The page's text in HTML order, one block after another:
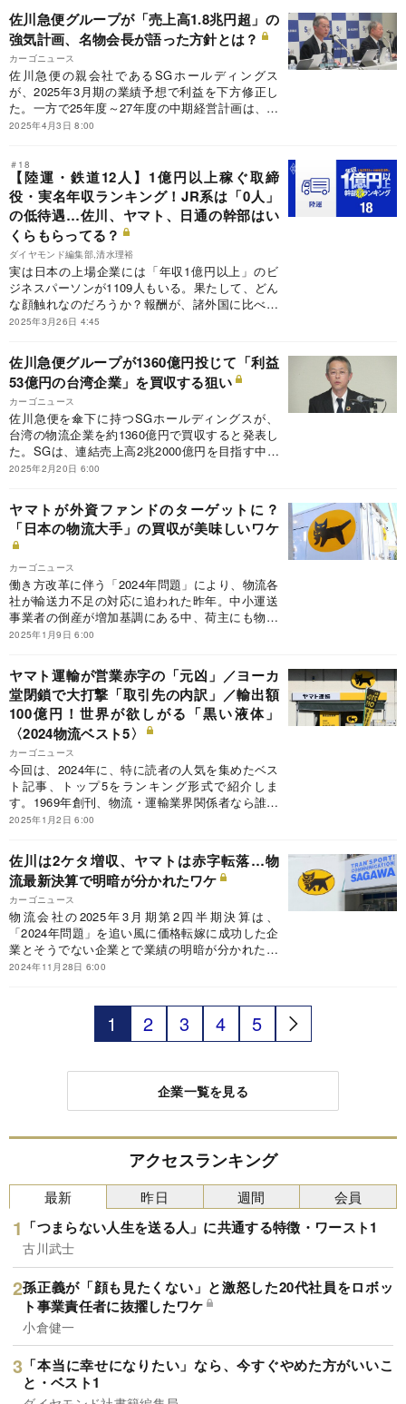
倉庫業界の23社の3年後の年収を大胆予想した。
佐川急便グループが「売上高1.8兆円超」の
強気計画、名物会長が語った方針とは？
カーゴニュース
佐川急便の親会社であるSGホールディングス
が、2025年3月期の業績予想で利益を下方修正し
た。一方で25年度～27年度の中期経営計画は、売
上高1兆8300億円、営業利益1100億円、当期純利
2025年4月3日 8:00
＃18
【陸運・鉄道12人】1億円以上稼ぐ取締
役・実名年収ランキング！JR系は「0人」
の低待遇…佐川、ヤマト、日通の幹部はい
くらもらってる？
ダイヤモンド編集部,清水理裕
実は日本の上場企業には「年収1億円以上」のビ
ジネスパーソンが1109人もいる。果たして、どん
な顔触れなのだろうか？報酬が、諸外国に比べて
低過ぎるという指摘もあるだけに、年収が高いこ
業績や株式市場からの評価が振るわないにもかか
わらず、1億円ももらっているのであれば、従業
員や株主は心穏やかではいられないかもしれな
い。今回は、陸運・鉄道業界の役員報酬ランキン
グを公開する。
2025年3月26日 4:45
佐川急便グループが1360億円投じて「利益
53億円の台湾企業」を買収する狙い
カーゴニュース
佐川急便を傘下に持つSGホールディングスが、
台湾の物流企業を約1360億円で買収すると発表し
た。SGは、連結売上高2兆2000億円を目指す中期
経営計画を進めている。そのうちグローバル物流
ROIC（投下資本利益率）8％超を目指している。
どんな狙いがあるのか。
2025年2月20日 6:00
ヤマトが外資ファンドのターゲットに？
「日本の物流大手」の買収が美味しいワケ
カーゴニュース
働き方改革に伴う「2024年問題」により、物流各
社が輸送力不足の対応に追われた昨年。中小運送
事業者の倒産が増加基調にある中、荷主にも物流
改善の責任と役割が求められるなど待ったなしの
ある物流の“今”と“これから”について物流専門誌の
記者5人が徹底討論した。
2025年1月9日 6:00
ヤマト運輸が営業赤字の「元凶」／ヨーカ
堂閉鎖で大打撃「取引先の内訳」／輸出額
100億円！世界が欲しがる「黒い液体」
〈2024物流ベスト5〉
カーゴニュース
今回は、2024年に、特に読者の人気を集めたベス
ト記事、トップ5をランキング形式で紹介しま
す。1969年創刊、物流・運輸業界関係者なら誰も
が知る唯一無二の専門紙「カーゴニュース」が、
ヤモンド編集部が旬の話題をピックアップして
「お届け」している人気連載「カーゴニュース
発」。
2025年1月2日 6:00
佐川は2ケタ増収、ヤマトは赤字転落…物
流最新決算で明暗が分かれたワケ
カーゴニュース
物流会社の2025年3月期第2四半期決算は、
「2024年問題」を追い風に価格転嫁に成功した企
業とそうでない企業とで業績の明暗が分かれた。
主にBtoB物流で価格改定、単価アップの収益寄与
く見通しである一方、少子高齢化で国内の物流需
要の大幅増が見込めない中、プライシングが企業
業績に与える重みが増してきそうだ。
2024年11月28日 6:00
1 2 3 4 5
企業一覧を見る
アクセスランキング
最新
「つまらない人生を送る人」に共通する特徴・ワースト1
古川武士
孫正義が「顔も見たくない」と激怒した20代社員をロボッ
ト事業責任者に抜擢したワケ
小倉健一
「本当に幸せになりたい」なら、今すぐやめた方がいいこ
と・ベスト1
昨日 週間 会員